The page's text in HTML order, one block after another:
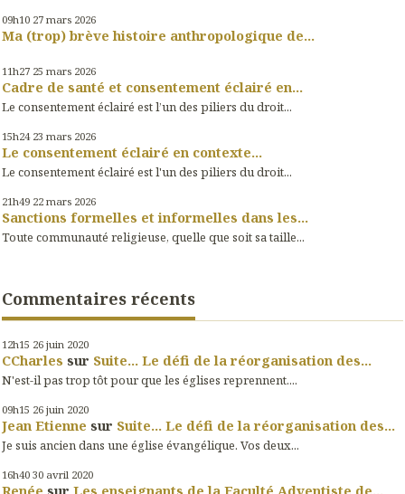
09h10 27 mars 2026
Ma (trop) brève histoire anthropologique de...
11h27 25 mars 2026
Cadre de santé et consentement éclairé en...
Le consentement éclairé est l’un des piliers du droit...
15h24 23 mars 2026
Le consentement éclairé en contexte...
Le consentement éclairé est l'un des piliers du droit...
21h49 22 mars 2026
Sanctions formelles et informelles dans les...
Toute communauté religieuse, quelle que soit sa taille...
Commentaires récents
12h15 26 juin 2020
CCharles sur Suite... Le défi de la réorganisation des...
N'est-il pas trop tôt pour que les églises reprennent....
09h15 26 juin 2020
Jean Etienne sur Suite... Le défi de la réorganisation des...
Je suis ancien dans une église évangélique. Vos deux...
16h40 30 avril 2020